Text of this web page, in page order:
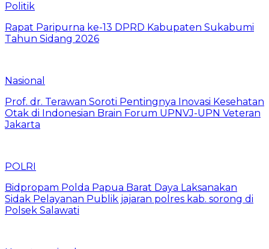
Politik
Rapat Paripurna ke-13 DPRD Kabupaten Sukabumi
Tahun Sidang 2026
Nasional
Prof. dr. Terawan Soroti Pentingnya Inovasi Kesehatan
Otak di Indonesian Brain Forum UPNVJ-UPN Veteran
Jakarta
POLRI
Bidpropam Polda Papua Barat Daya Laksanakan
Sidak Pelayanan Publik jajaran polres kab. sorong di
Polsek Salawati